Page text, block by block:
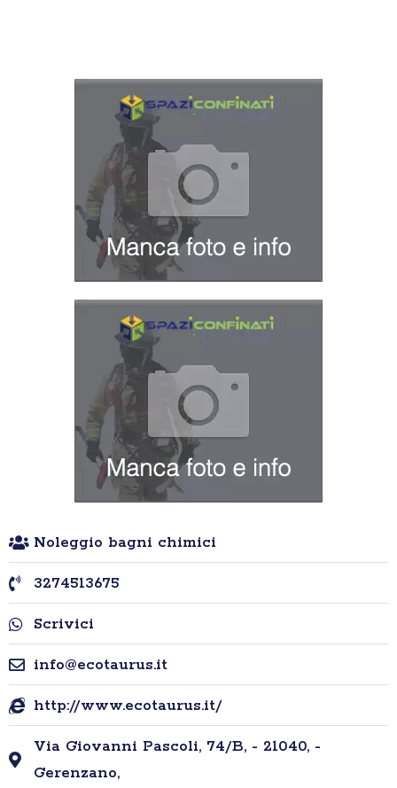
Noleggio bagni chimici
3274513675
Scrivici
info@ecotaurus.it
http://www.ecotaurus.it/
Via Giovanni Pascoli, 74/B, - 21040, -
Gerenzano,